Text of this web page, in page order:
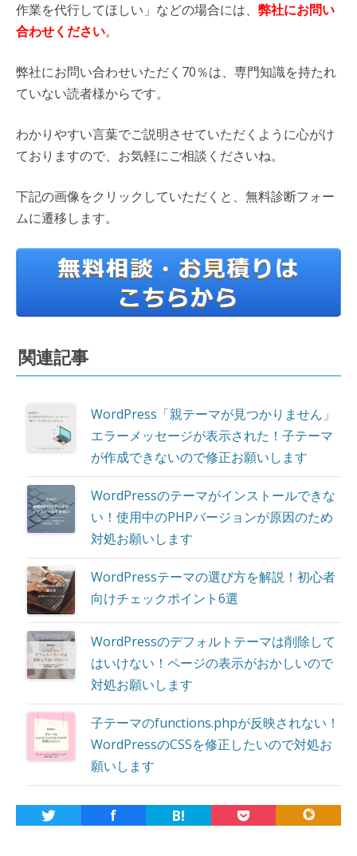
作業を代行してほしい」などの場合には、 弊社にお問い
合わせください。
弊社にお問い合わせいただく70％は、専門知識を持たれ
ていない読者様からです。
わかりやすい言葉でご説明させていただくように心がけ
ておりますので、お気軽にご相談くださいね。
下記の画像をクリックしていただくと、無料診断フォー
ムに遷移します。
関連記事
WordPress「親テーマが見つかりません」
エラーメッセージが表示された！子テーマ
が作成できないので修正お願いします
WordPressのテーマがインストールできな
い！使用中のPHPバージョンが原因のため
対処お願いします
WordPressテーマの選び方を解説！初心者
向けチェックポイント6選
WordPressのデフォルトテーマは削除して
はいけない！ページの表示がおかしいので
対処お願いします
子テーマのfunctions.phpが反映されない！
WordPressのCSSを修正したいので対処お
願いします
f B!